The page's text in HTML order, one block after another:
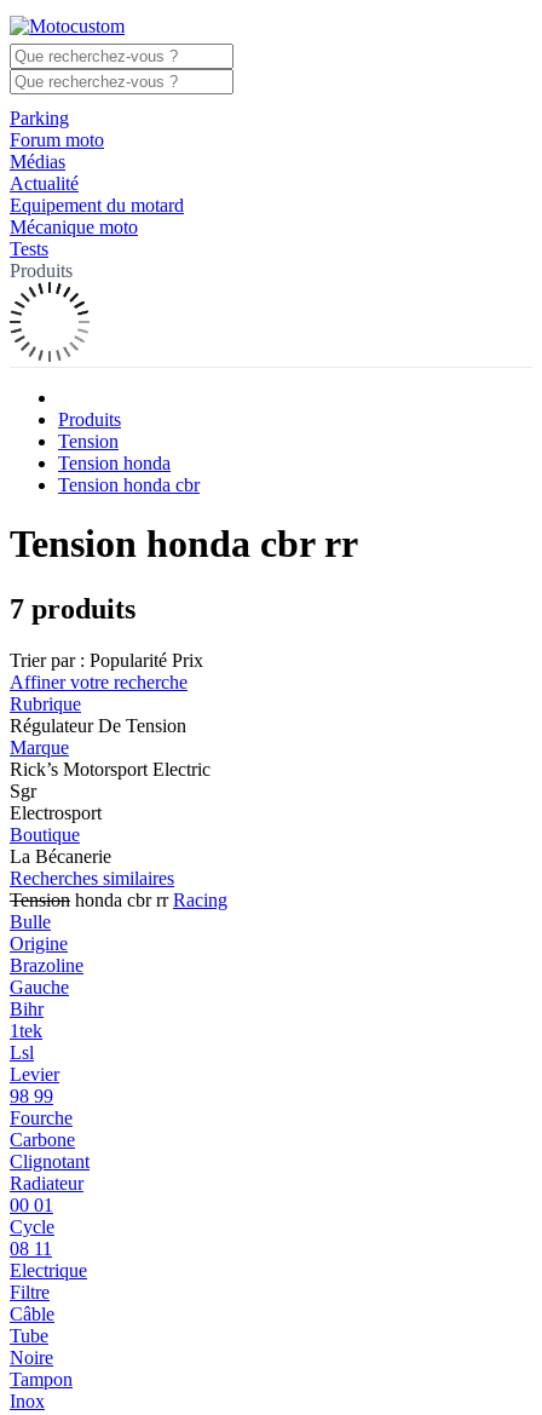
Parking
Forum moto
Médias
Actualité
Equipement du motard
Mécanique moto
Tests
Produits
Produits
Tension
Tension honda
Tension honda cbr
Tension honda cbr rr
7 produits
Trier par : Popularité Prix
Affiner votre recherche
Rubrique
Régulateur De Tension
Marque
Rick’s Motorsport Electric
Sgr
Electrosport
Boutique
La Bécanerie
Recherches similaires
Tension honda cbr rr Racing
Bulle
Origine
Brazoline
Gauche
Bihr
1tek
Lsl
Levier
98 99
Fourche
Carbone
Clignotant
Radiateur
00 01
Cycle
08 11
Electrique
Filtre
Câble
Tube
Noire
Tampon
Inox